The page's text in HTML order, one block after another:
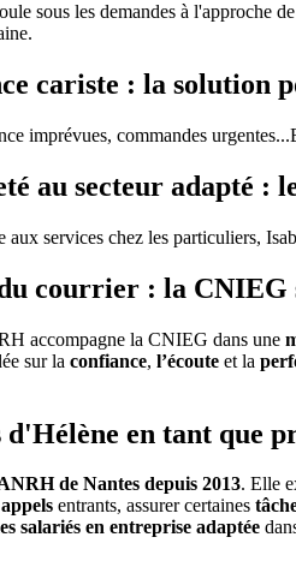
sous les demandes à l'approche
cariste : la solution
imprévues, commandes
au secteur adapté :
aux services chez les particuliers,
courrier : la
accompagne la CNIEG dans une
sur la confiance, l’écoute et la
en tant que
de Nantes depuis 2013. Elle
entrants, assurer certaines
salariés en entreprise adaptée